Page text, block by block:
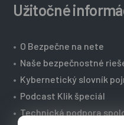
Užitočné
• O Bezpečne na nete
• Naše bezpečnostné
• Kybernetický slovník
• Podcast Klik špeciál
• Technická podpora